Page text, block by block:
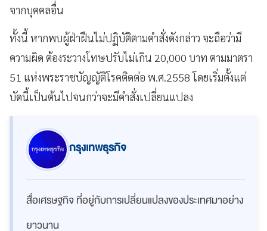
จากบุคคลอื่น
ทั้งนี้ หากพบผู้ฝ่าฝืนไม่ปฏิบัติตามคำสั่งดังกล่าว จะถือว่ามี
ความผิด ต้องระวางโทษปรับไม่เกิน 20,000 บาท ตามมาตรา
51 แห่งพระราชบัญญัติโรคติดต่อ พ.ศ.2558 โดยเริ่มตั้งแต่
บัดนี้เป็นต้นไปจนกว่าจะมีคำสั่งเปลี่ยนแปลง
กรุงเทพธุรกิจ
สื่อเศรษฐกิจ ที่อยู่กับการเปลี่ยนแปลงของประเทศมาอย่าง
ยาวนาน